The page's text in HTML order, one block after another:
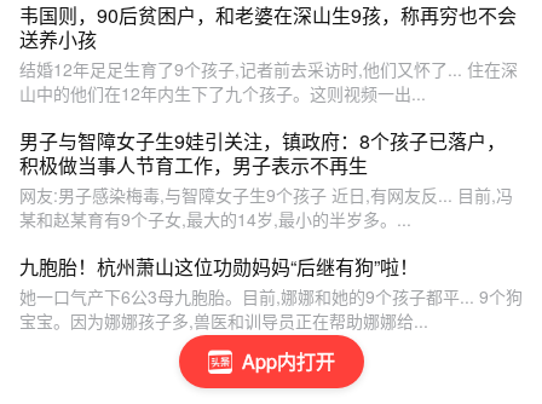
App内打开
韦国则，90后贫困户，和老婆在深山生9孩，称再穷也不会
送养小孩
结婚12年足足生育了9个孩子,记者前去采访时,他们又怀了... 住在深
山中的他们在12年内生下了九个孩子。这则视频一出...
男子与智障女子生9娃引关注，镇政府：8个孩子已落户，
积极做当事人节育工作，男子表示不再生
网友:男子感染梅毒,与智障女子生9个孩子 近日,有网友反... 目前,冯
某和赵某育有9个子女,最大的14岁,最小的半岁多。...
九胞胎！杭州萧山这位功勋妈妈“后继有狗”啦！
她一口气产下6公3母九胞胎。目前,娜娜和她的9个孩子都平... 9个狗
宝宝。因为娜娜孩子多,兽医和训导员正在帮助娜娜给...